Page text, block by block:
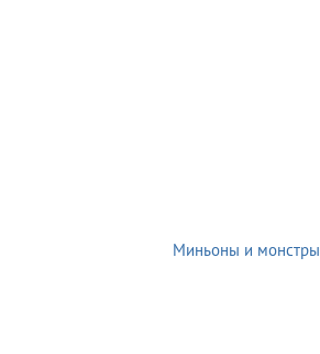
Миньоны и монстры